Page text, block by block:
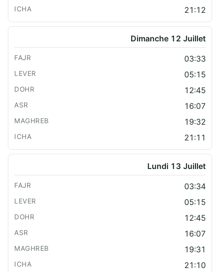
21:12
Dimanche 12 Juillet
03:33
05:15
12:45
16:07
19:32
21:11
Lundi 13 Juillet
03:34
05:15
12:45
16:07
19:31
21:10